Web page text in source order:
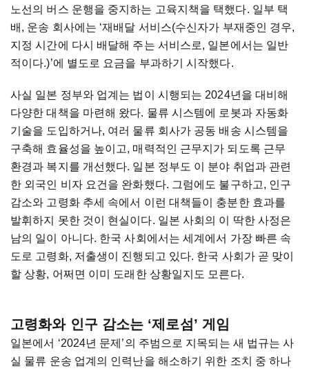
노선의 버스 운행을 중지하는 고육지책을 택했다. 일부 택
배, 운송 회사에는 ‘재배달 서비스(수신자가 부재중인 경우,
지정 시간에 다시 배달해 주는 서비스로, 일본에서는 일반
적이다.)’에 별도로 요금을 부과하기 시작했다.
사실 일본 정부와 업계는 법이 시행되는 2024년을 대비해
다양한 대책을 마련해 왔다. 물류 시스템에 로봇과 자동화
기술을 도입하거나, 여러 물류 회사가 공동 배송 시스템을
구축해 효율성을 높이고, 매력적인 근무지가 되도록 근무
환경과 복지를 개선했다. 일본 정부도 이 분야 취업과 관련
한 외국인 비자 요건을 완화했다. 그럼에도 불구하고, 인구
감소와 고령화 추세 속에서 이런 대책들이 충분한 효과를
발휘하지 못한 것이 현실이다. 일본 사회의 이 딱한 사정은
남의 일이 아니다. 한국 사회에서는 세계에서 가장 빠른 속
도로 고령화, 저출생이 진행되고 있다. 한국 사회가 곧 맞이
할 상황, 어쩌면 이미 도래한 상황일지도 모른다.
고령화와 인구 감소는 ‘제로섬’ 게임
일본에서 ‘2024년 문제’의 주범으로 지목되는 새 법규는 사
실 물류 운송 업계의 인력난을 해소하기 위한 조치 중 하나